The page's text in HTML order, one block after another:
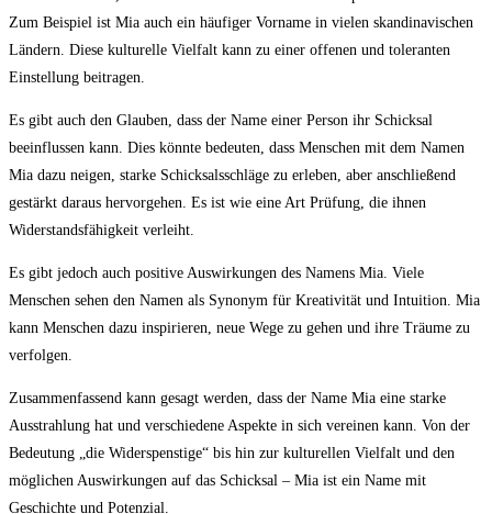
Zum Beispiel ist Mia auch ein häufiger Vorname in vielen ⁢skandinavischen‍
Ländern. Diese kulturelle Vielfalt kann zu einer⁤ offenen‌ und ‍toleranten
Einstellung beitragen.
Es gibt auch den Glauben, dass der‌ Name einer Person ihr Schicksal
beeinflussen kann. Dies könnte bedeuten, dass Menschen​ mit dem Namen
Mia⁤ dazu⁢ neigen, starke ‌Schicksalsschläge zu ⁣erleben, aber⁢ anschließend
gestärkt daraus hervorgehen. ‍Es ist wie eine⁤ Art Prüfung, die ⁤ihnen
Widerstandsfähigkeit verleiht.
Es gibt jedoch⁢ auch positive Auswirkungen des Namens Mia.‌ Viele
Menschen sehen‌ den ‌Namen als Synonym für ​Kreativität und Intuition. Mia
kann Menschen dazu inspirieren, ⁤neue Wege zu ⁢gehen und ihre​ Träume zu
verfolgen.
Zusammenfassend kann gesagt werden,⁤ dass der ​Name⁤ Mia eine starke
Ausstrahlung hat und verschiedene Aspekte in sich vereinen kann. Von ⁢der
Bedeutung „die Widerspenstige“ bis hin zur kulturellen⁢ Vielfalt und den
möglichen Auswirkungen auf das​ Schicksal⁢ – Mia ‌ist ein Name‌ mit
Geschichte und Potenzial.